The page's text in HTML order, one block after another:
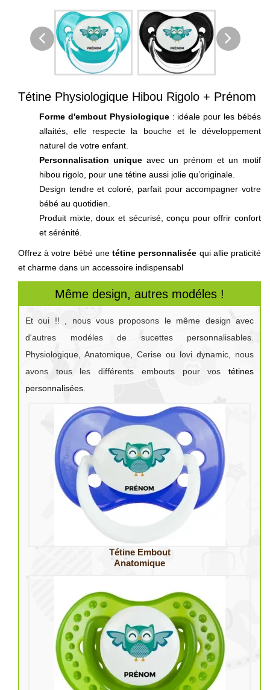
Tétine Physiologique Hibou Rigolo + Prénom
Forme d'embout Physiologique: idéale pour les bébés
allaités, elle respecte la bouche et le développement
naturel de votre enfant.
Personnalisation unique avec un prénom et un motif
hibou rigolo, pour une tétine aussi jolie qu’originale.
Design tendre et coloré, parfait pour accompagner votre
bébé au quotidien.
Produit mixte, doux et sécurisé, conçu pour offrir confort
et sérénité.
Offrez à votre bébé unetétine personnalisée qui allie praticité
et charme dans un accessoire indispensabl
Même design, autres modéles !
Et oui !! , nous vous proposons le même design avec
d'autres modéles de sucettes personnalisables.
Physiologique, Anatomique, Cerise ou lovi dynamic, nous
avons tous les différents embouts pour vos tétines
personnalisées
Tétine Embout
Anatomique